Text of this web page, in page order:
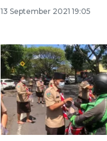
13 September 2021 19:05